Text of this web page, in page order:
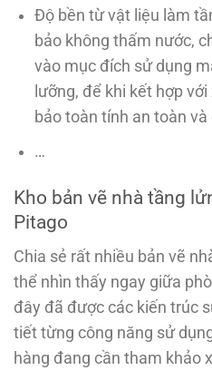
Độ bền từ vật liệu làm
bảo không thấm nước,
vào mục đích sử dụng
lưỡng, để khi kết hợp
bảo toàn tính an toàn
…
Kho bản vẽ nhà tầng
Pitago
Chia sẻ rất nhiều bản vẽ
thể nhìn thấy ngay giữa
đây đã được các kiến trúc
tiết từng công năng sử
hàng đang cần tham khảo